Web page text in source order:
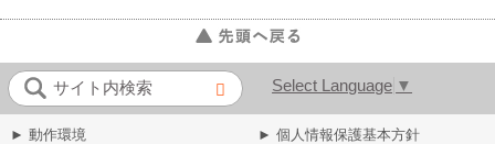
サイト内検索 Select Language ▼
► 動作環境
► 個人情報保護基本方針